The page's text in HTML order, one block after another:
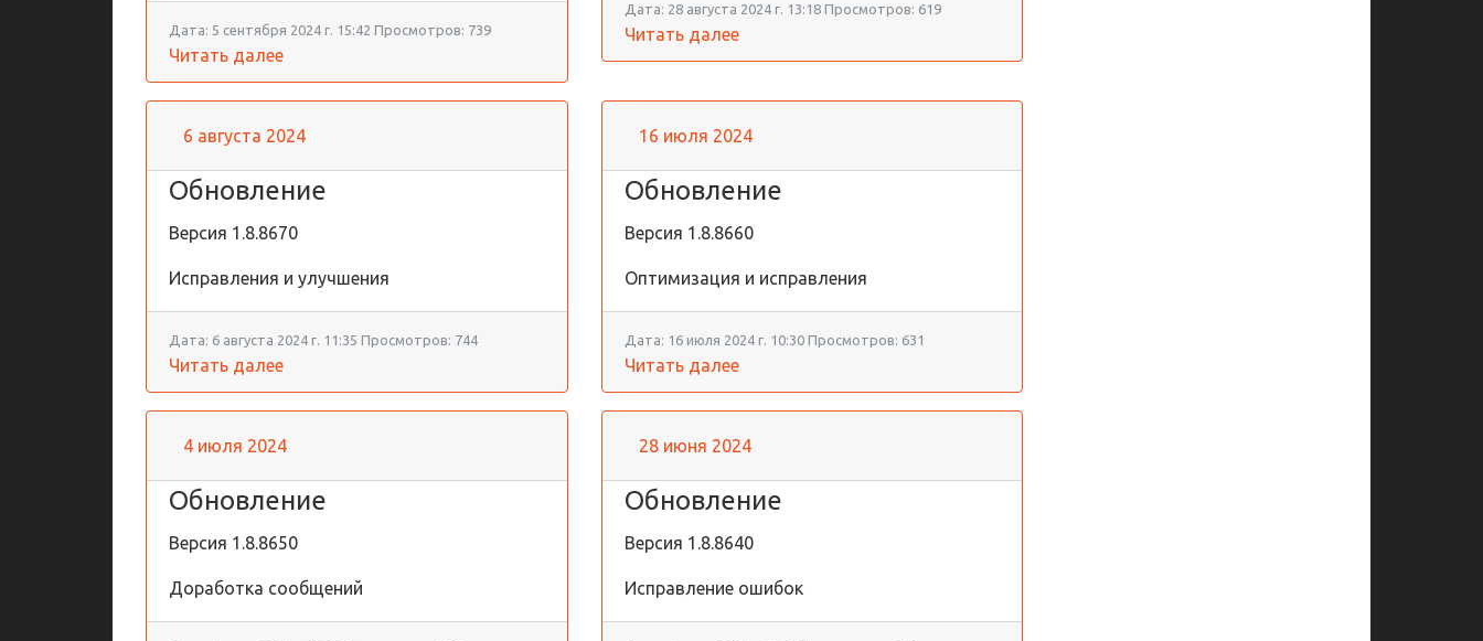
Дата: 5 сентября 2024 г. 15:42 Просмотров: 739
Читать далее
Дата: 28 августа 2024 г. 13:18 Просмотров: 619
Читать далее
6 августа 2024
Обновление
Версия 1.8.8670
Исправления и улучшения
Дата: 6 августа 2024 г. 11:35 Просмотров: 744
Читать далее
16 июля 2024
Обновление
Версия 1.8.8660
Оптимизация и исправления
Дата: 16 июля 2024 г. 10:30 Просмотров: 631
Читать далее
4 июля 2024
Обновление
Версия 1.8.8650
Доработка сообщений
28 июня 2024
Обновление
Версия 1.8.8640
Исправление ошибок